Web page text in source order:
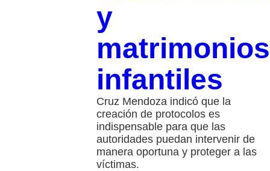
y
matrimonios
infantiles
Cruz Mendoza indicó que la
creación de protocolos es
indispensable para que las
autoridades puedan intervenir de
manera oportuna y proteger a las
víctimas.